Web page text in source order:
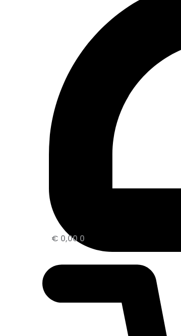
€ 0,00 0